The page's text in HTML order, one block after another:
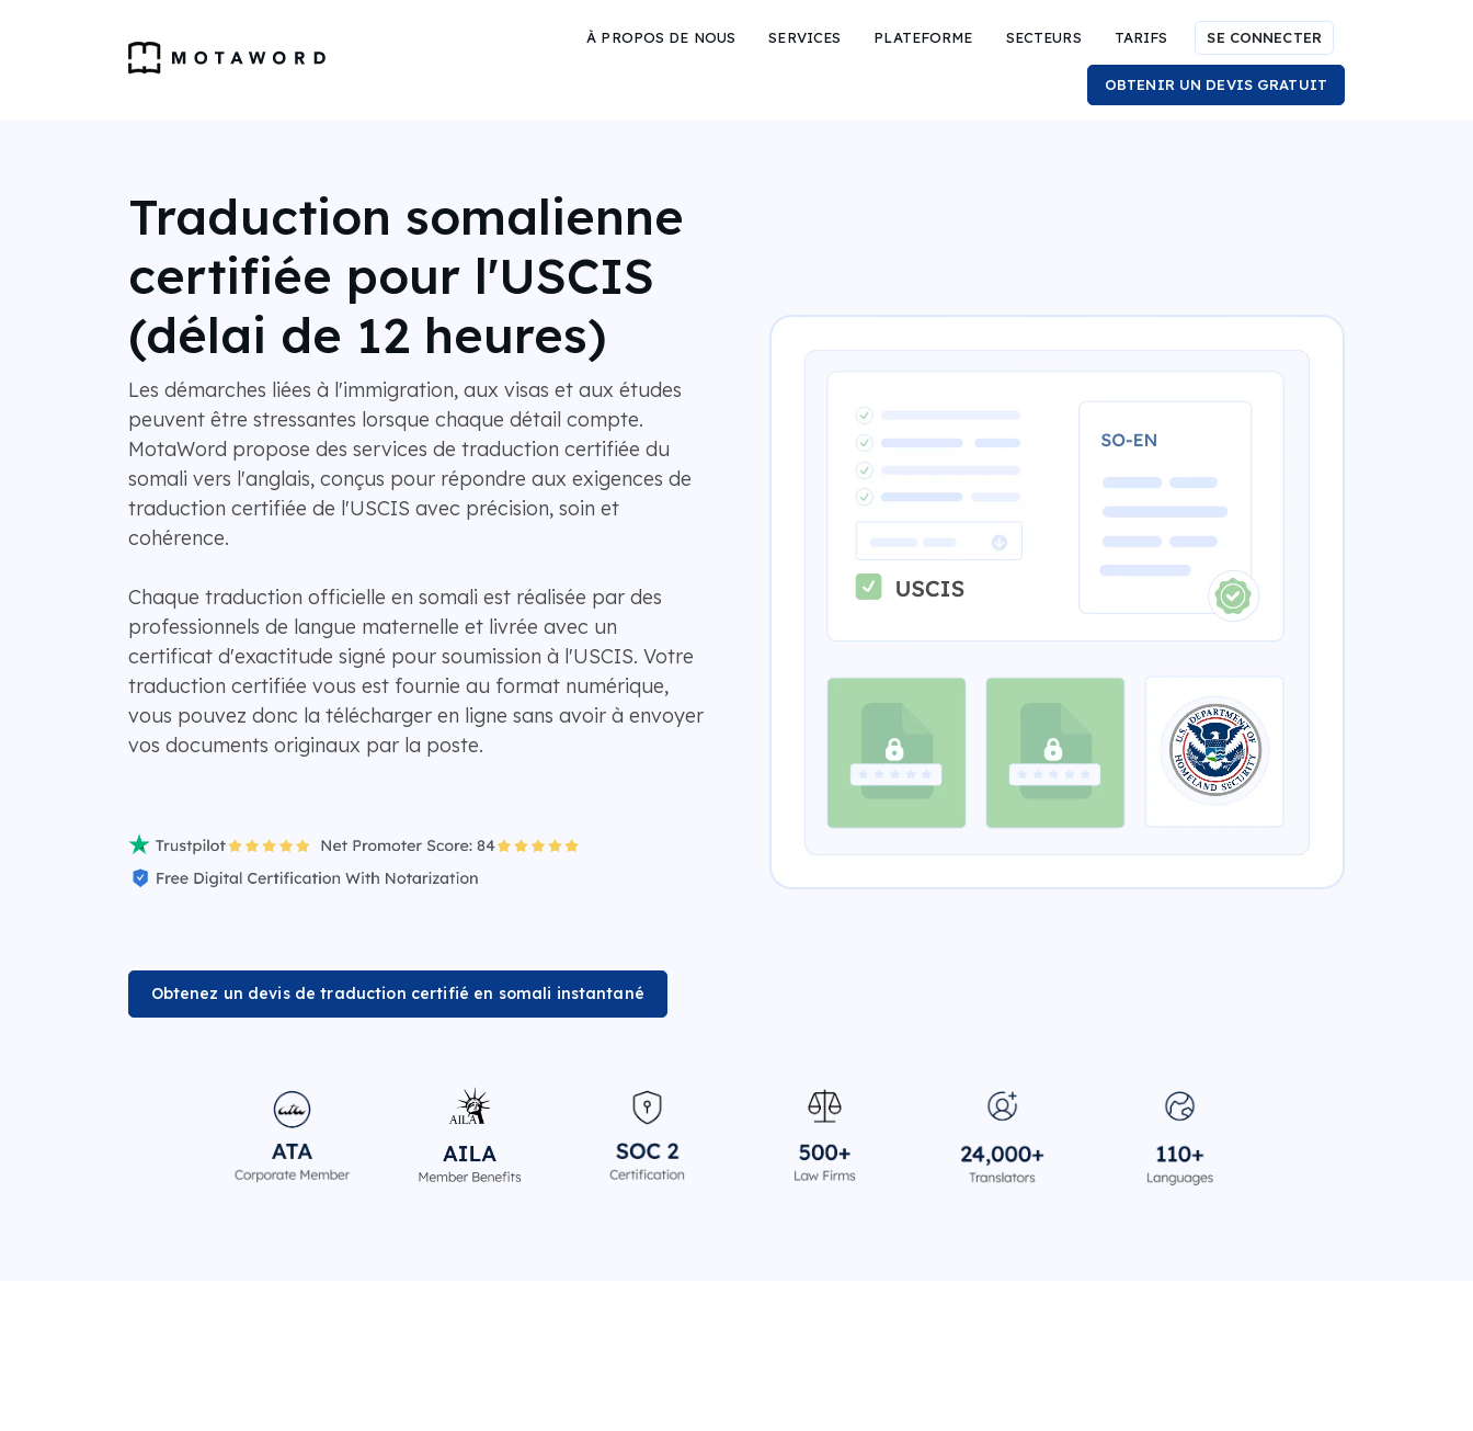
À PROPOS DE NOUS SERVICES PLATEFORME SECTEURS TARIFS SE CONNECTER
OBTENIR UN DEVIS GRATUIT
Traduction somalienne
certifiée pour l'USCIS
(délai de 12 heures)
Les démarches liées à l'immigration, aux visas et aux études
peuvent être stressantes lorsque chaque détail compte.
MotaWord propose des services de traduction certifiée du
somali vers l'anglais, conçus pour répondre aux exigences de
traduction certifiée de l'USCIS avec précision, soin et
cohérence.
Chaque traduction officielle en somali est réalisée par des
professionnels de langue maternelle et livrée avec un
certificat d'exactitude signé pour soumission à l'USCIS. Votre
traduction certifiée vous est fournie au format numérique,
vous pouvez donc la télécharger en ligne sans avoir à envoyer
vos documents originaux par la poste.
Obtenez un devis de traduction certifié en somali instantané